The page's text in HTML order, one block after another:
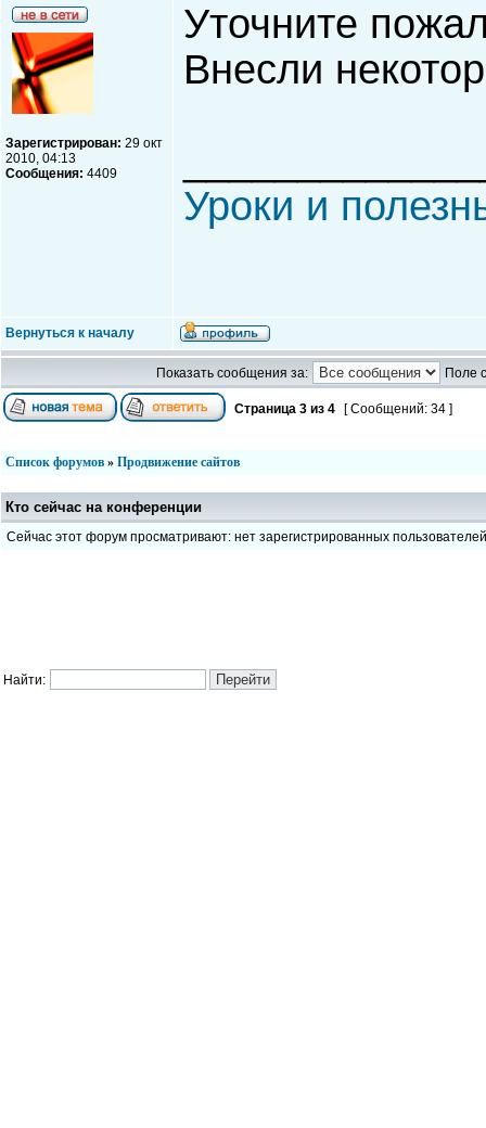
Зарегистрирован: 29 окт
2010, 04:13
Сообщения: 4409
Уточните
Внесли
Уроки и
Вернуться к началу
Показать сообщения за: Поле
Страница 3 из 4 [ Сообщений: 34 ]
Список форумов » Продвижение сайтов
Кто сейчас на конференции
Сейчас этот форум просматривают: нет зарегистрированных пользователей
Найти: